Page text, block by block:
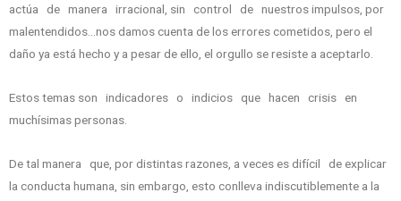
actúa de manera irracional, sin control de nuestros impulsos, por
malentendidos…nos damos cuenta de los errores cometidos, pero el
daño ya está hecho y a pesar de ello, el orgullo se resiste a aceptarlo.
Estos temas son indicadores o indicios que hacen crisis en
muchísimas personas.
De tal manera que, por distintas razones, a veces es difícil de explicar
la conducta humana, sin embargo, esto conlleva indiscutiblemente a la